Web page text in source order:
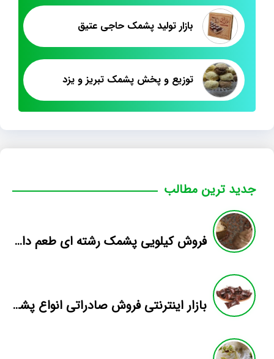
بازار تولید پشمک حاجی عتیق
توزیع و پخش پشمک تبریز و یزد
جدید ترین مطالب
فروش کیلویی پشمک رشته ای طعم دار میوه
بازار اینترنتی فروش صادراتی انواع پشمک الیافی/شکلاتی